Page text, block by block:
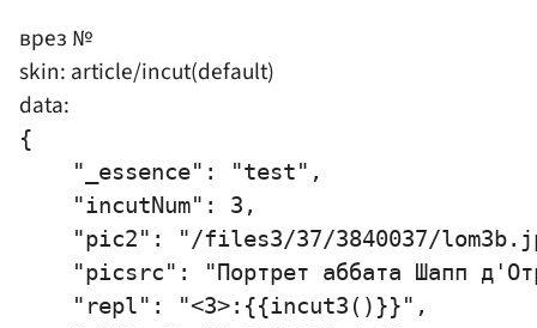
врез №
skin: article/incut(default)
data:
{
    "_essence": "test",
    "incutNum": 3,
"pic2": "/files3/37/3840037/
"picsrc": "Портрет аббата Шапп
    "repl": "<3>:{{incut3()}}",